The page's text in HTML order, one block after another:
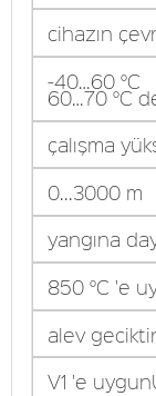
cihazın
-40…60 °C
60…70 °C
çalışma
0...3000 m
yangına
850 °C 'e
alev
V1 'e